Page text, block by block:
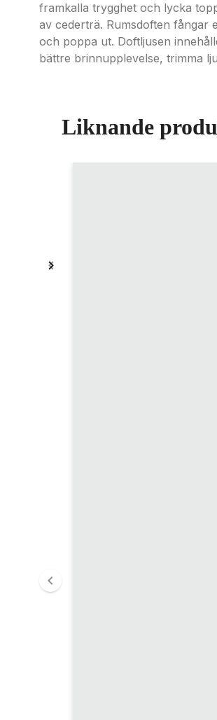
framkalla trygghet och lycka
av cederträ. Rumsdoften fångar
och poppa ut. Doftljusen
bättre brinnupplevelse, trimma
Liknande